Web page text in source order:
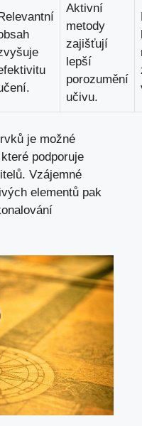
Aktivní
metody
zajišťují
lepší
porozumění
učivu.
je možné
podporuje
Vzájemné
elementů pak